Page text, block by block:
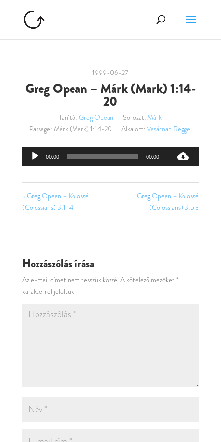
1999-06-27
Greg Opean – Márk (Mark) 1:14-
20
Tanító: Greg Opean Sorozat: Márk
Passage: Márk (Mark) 1:14-20 Alkalom: Vasárnap Reggel
Audió
00:00 00:00
« Greg Opean – Kolossé
(Colossians) 3:1-4
Greg Opean – Kolossé
(Colossians) 3:5 »
Hozzászólás írása
Az e-mail címet nem tesszük közzé. A kötelező mezőket *
karakterrel jelöltük